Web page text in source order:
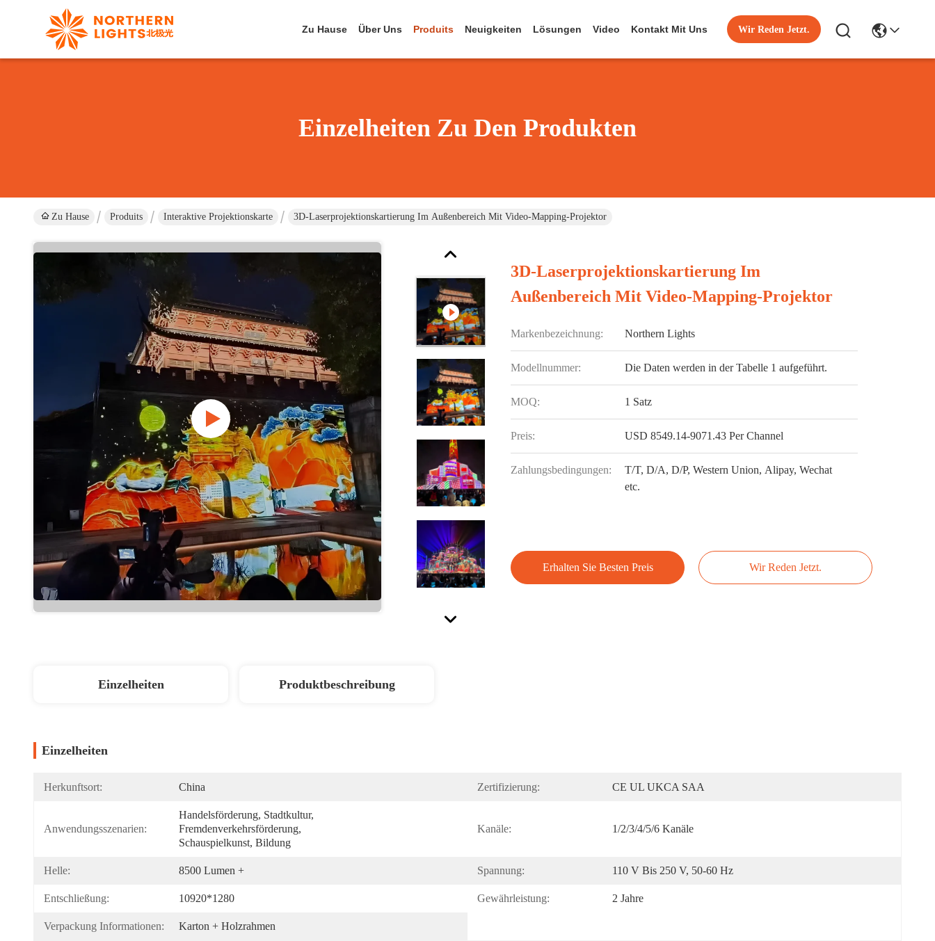
Zu Hause Über Uns Produits Neuigkeiten Lösungen Video Kontakt Mit Uns Wir Reden Jetzt.
Einzelheiten Zu Den Produkten
Zu Hause Produits Interaktive Projektionskarte 3D-Laserprojektionskartierung Im Außenbereich Mit Video-Mapping-Projektor
3D-Laserprojektionskartierung Im
Außenbereich Mit Video-Mapping-Projektor
Markenbezeichnung: Northern Lights
Modellnummer: Die Daten werden in der Tabelle 1 aufgeführt.
MOQ: 1 Satz
Preis: USD 8549.14-9071.43 Per Channel
Zahlungsbedingungen:
T/T, D/A, D/P, Western Union, Alipay, Wechat
etc.
Erhalten Sie Besten Preis Wir Reden Jetzt.
Einzelheiten Produktbeschreibung
Einzelheiten
Herkunftsort: China Zertifizierung: CE UL UKCA SAA
Anwendungsszenarien:
Handelsförderung, Stadtkultur,
Fremdenverkehrsförderung,
Schauspielkunst, Bildung
Kanäle: 1/2/3/4/5/6 Kanäle
Helle: 8500 Lumen + Spannung: 110 V Bis 250 V, 50-60 Hz
Entschließung: 10920*1280 Gewährleistung: 2 Jahre
Verpackung Informationen: Karton + Holzrahmen